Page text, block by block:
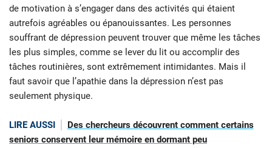
de motivation à s’engager dans des activités qui étaient
autrefois agréables ou épanouissantes. Les personnes
souffrant de dépression peuvent trouver que même les tâches
les plus simples, comme se lever du lit ou accomplir des
tâches routinières, sont extrêmement intimidantes. Mais il
faut savoir que l’apathie dans la dépression n’est pas
seulement physique.
LIRE AUSSI
Des chercheurs découvrent comment certains
seniors conservent leur mémoire en dormant peu